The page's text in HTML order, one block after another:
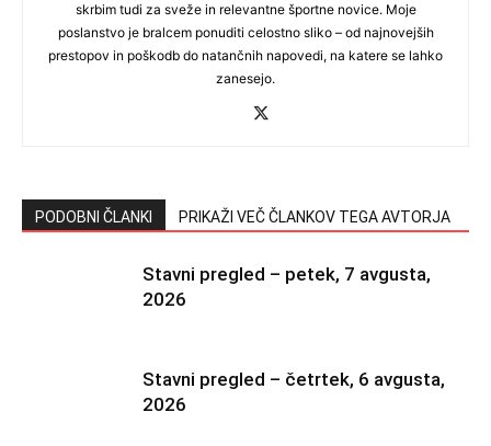
skrbim tudi za sveže in relevantne športne novice. Moje
poslanstvo je bralcem ponuditi celostno sliko – od najnovejših
prestopov in poškodb do natančnih napovedi, na katere se lahko
zanesejo.
PODOBNI ČLANKI PRIKAŽI VEČ ČLANKOV TEGA AVTORJA
Stavni pregled – petek, 7 avgusta,
2026
Stavni pregled – četrtek, 6 avgusta,
2026